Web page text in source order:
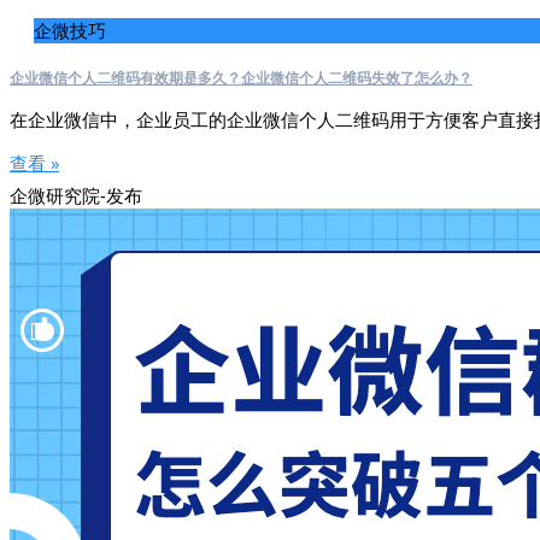
企微技巧
企业微信个人二维码有效期是多久？企业微信个人二维码失效了怎么办？
在企业微信中，企业员工的企业微信个人二维码用于方便客户直
查看 »
企微研究院-发布